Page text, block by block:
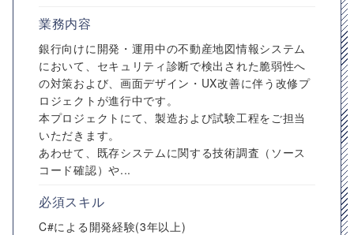
業務内容
銀行向けに開発・運用中の不動産地図情報システム
において、セキュリティ診断で検出された脆弱性へ
の対策および、画面デザイン・UX改善に伴う改修プ
ロジェクトが進行中です。
本プロジェクトにて、製造および試験工程をご担当
いただきます。
あわせて、既存システムに関する技術調査（ソース
コード確認）や...
必須スキル
C#による開発経験(3年以上)